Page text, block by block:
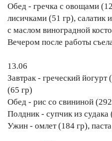
Обед - гречка с овощами
лисичками (51 гр), салатик
с маслом виноградной
Вечером после работы
13.06
Завтрак - греческий
(65 гр)
Обед - рис со свининой
Полдник - супчик из судака
Ужин - омлет (184 гр),